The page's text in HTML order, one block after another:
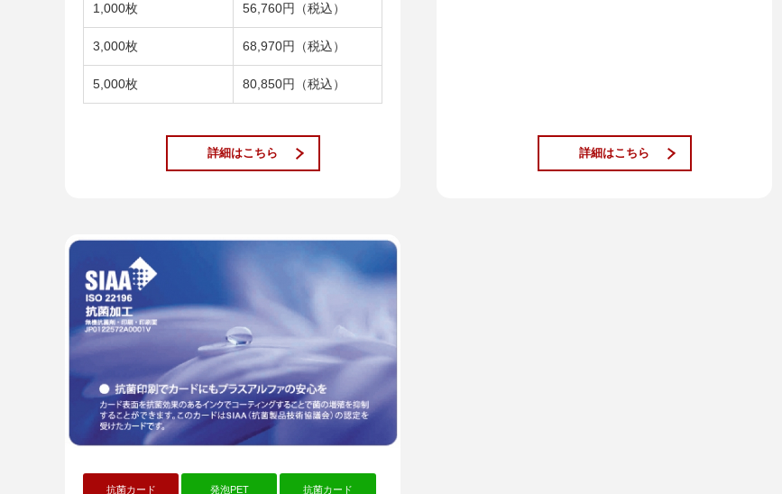
1,000枚 56,760円（税込）
3,000枚 68,970円（税込）
5,000枚 80,850円（税込）
詳細はこちら 詳細はこちら
抗菌カード 発泡PET 抗菌カード